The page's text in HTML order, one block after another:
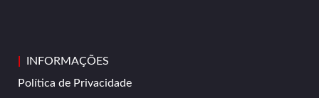
INFORMAÇÕES
Política de Privacidade